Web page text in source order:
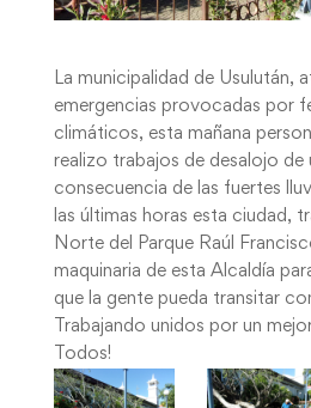
La municipalidad de Usulután,
emergencias provocadas por
climáticos, esta mañana
realizo trabajos de desalojo de
consecuencia de las fuertes
las últimas horas esta ciudad,
Norte del Parque Raúl
maquinaria de esta Alcaldía
que la gente pueda transitar
Trabajando unidos por un
Todos!